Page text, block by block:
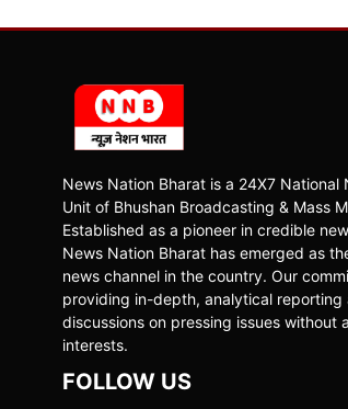
News Nation Bharat is a 24X7 National
Unit of Bhushan Broadcasting & Mass
Established as a pioneer in credible
News Nation Bharat has emerged as
news channel in the country. Our
providing in-depth, analytical reporting
discussions on pressing issues without
interests.
FOLLOW US